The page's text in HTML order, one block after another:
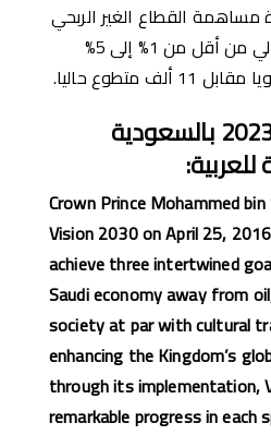
القطاع الغير الربحي
في الناتج المحلي الإجمالي من أقل من 1% إلى 5%
متطوع حاليا.
بالسعودية
:
Crown Prince Mohammed
Vision 2030 on April25,
achieve three intertwined
Saudi economy away from
society at par with cultural
enhancing the Kingdom’s
through its implementation,
remarkable progress in each